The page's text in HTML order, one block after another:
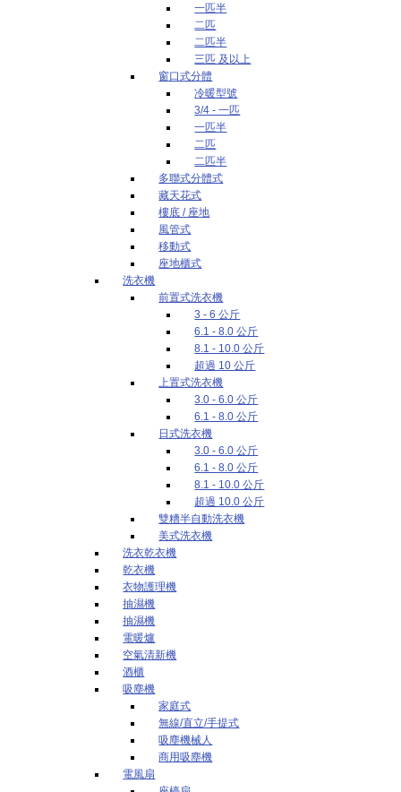
一匹半
二匹
二匹半
三匹 及以上
窗口式分體
冷暖型號
3/4 - 一匹
一匹半
二匹
二匹半
多聯式分體式
藏天花式
樓底 / 座地
風管式
移動式
座地櫃式
洗衣機
前置式洗衣機
3 - 6 公斤
6.1 - 8.0 公斤
8.1 - 10.0 公斤
超過 10 公斤
上置式洗衣機
3.0 - 6.0 公斤
6.1 - 8.0 公斤
日式洗衣機
3.0 - 6.0 公斤
6.1 - 8.0 公斤
8.1 - 10.0 公斤
超過 10.0 公斤
雙糟半自動洗衣機
美式洗衣機
洗衣乾衣機
乾衣機
衣物護理機
抽濕機
抽濕機
電暖爐
空氣清新機
酒櫃
吸塵機
家庭式
無線/直立/手提式
吸塵機械人
商用吸塵機
電風扇